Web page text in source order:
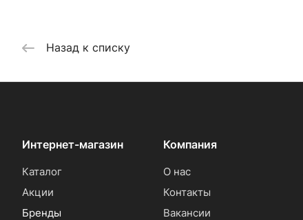
Назад к списку
Интернет-магазин
Каталог
Акции
Бренды
Компания
О нас
Контакты
Вакансии